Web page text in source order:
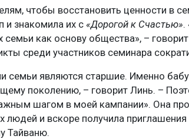
чтобы восстановить ценности в
и знакомила их с «Дорогой к Счастью».
семьи как основу общества», –
среди участников семинара
семьи являются старшие. Именно
поколению, – говорит Линь. –
шагом в моей кампании». Она
и вскоре получила приглашения
Тайваню.